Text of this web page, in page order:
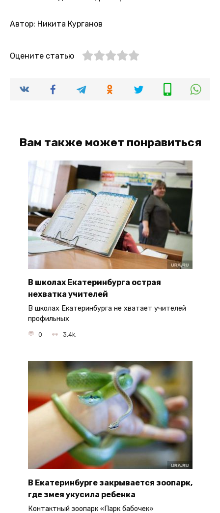
Автор: Никита Курганов
Оцените статью
Вам также может понравиться
В школах Екатеринбурга острая
нехватка учителей
В школах Екатеринбурга не хватает учителей
профильных
0 3.4k.
В Екатеринбурге закрывается зоопарк,
где змея укусила ребенка
Контактный зоопарк «Парк бабочек»